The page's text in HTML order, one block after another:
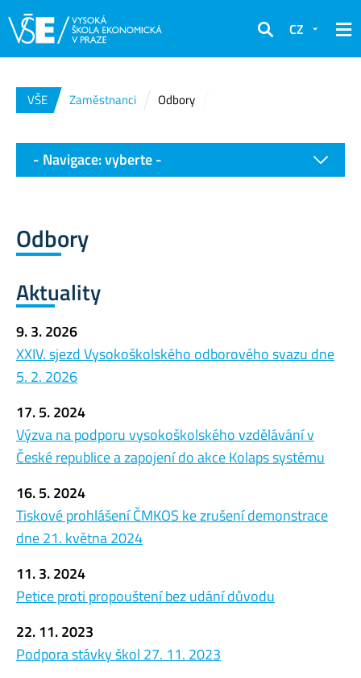
Hledat
CZ
VŠE Zaměstnanci Odbory
Odbory
Aktuality
9. 3. 2026
XXIV. sjezd Vysokoškolského odborového svazu dne
5. 2. 2026
17. 5. 2024
Výzva na podporu vysokoškolského vzdělávání v
České republice a zapojení do akce Kolaps systému
16. 5. 2024
Tiskové prohlášení ČMKOS ke zrušení demonstrace
dne 21. května 2024
11. 3. 2024
Petice proti propouštení bez udání důvodu
22. 11. 2023
Podpora stávky škol 27. 11. 2023
- Navigace: vyberte -